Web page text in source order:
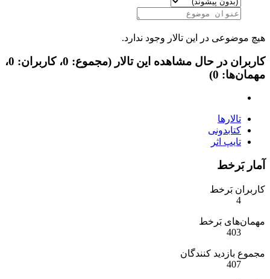
هیچ موضوعی در این تالار وجود ندارد.
کاربران در حال مشاهده این تالار (مجموع: 0، کاربران: 0،
مهمان‌ها: 0)
تالارها
کتابدونی
تایپ اثر
آمار بَرخط
کاربران بَرخط
4
مهمان‌های بَرخط
403
مجموع بازدید کنندگان
407